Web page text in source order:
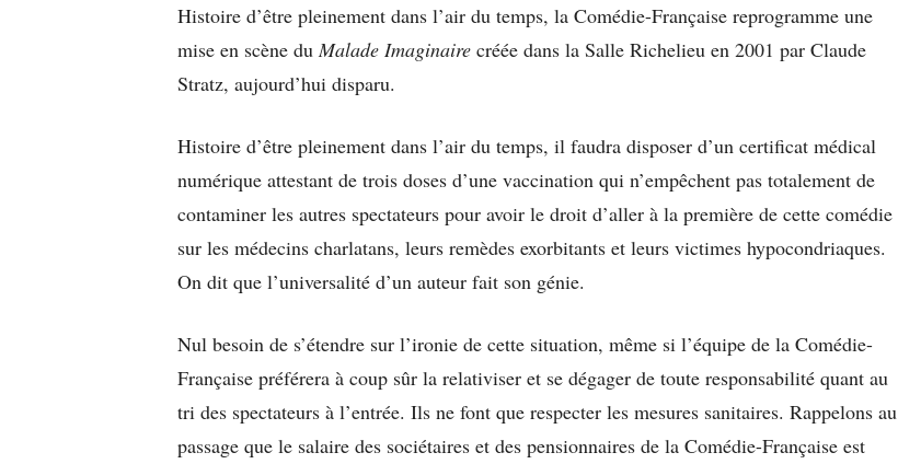
Histoire d’être pleinement dans l’air du temps, la Comédie-Française reprogramme une
mise en scène duMalade Imaginaire créée dans la Salle Richelieu en 2001 par Claude
Stratz, aujourd’hui disparu.
Histoire d’être pleinement dans l’air du temps, il faudra disposer d’un certificat médical
numérique attestant de trois doses d’une vaccination qui n’empêchent pas totalement de
contaminer les autres spectateurs pour avoir le droit d’aller à la première de cette comédie
sur les médecins charlatans, leurs remèdes exorbitants et leurs victimes hypocondriaques.
On dit que l’universalité d’un auteur fait son génie.
Nul besoin de s’étendre sur l’ironie de cette situation, même si l’équipe de la Comédie-
Française préférera à coup sûr la relativiser et se dégager de toute responsabilité quant au
tri des spectateurs à l’entrée. Ils ne font que respecter les mesures sanitaires. Rappelons au
passage que le salaire des sociétaires et des pensionnaires de la Comédie-Française est